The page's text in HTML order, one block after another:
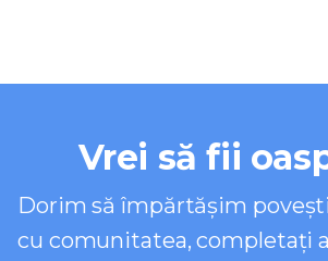
Vrei să fii
Dorim să împărtășim
cu comunitatea, completați